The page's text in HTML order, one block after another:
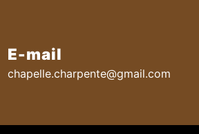
E-mail
chapelle.charpente@gmail.com